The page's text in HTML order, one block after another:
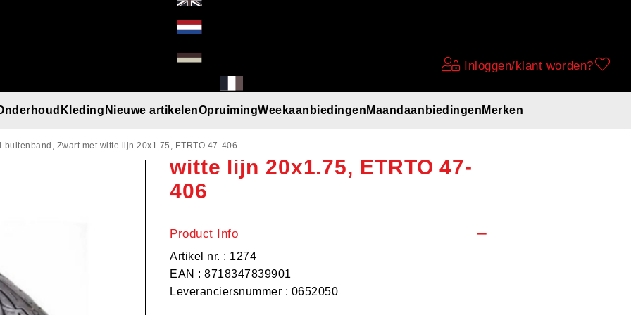
Inloggen/klant worden?
Kleding
Handschoenen
Helmen
Mutsen
Paraplu
Regenkleding
T-Shirt/Truien/Bodywarmers
Zonnebrillen
Nieuwe artikelenOpruimingWeekaanbiedingen Maandaanbiedingen Merken
buitenband, Zwart met witte lijn 20x1.75, ETRTO 47-406Deli buitenband, Zwart met
witte lijn 20x1.75, ETRTO 47-
406
Product Info
Artikel nr. : 1274
EAN : 8718347839901
Leveranciersnummer : 0652050